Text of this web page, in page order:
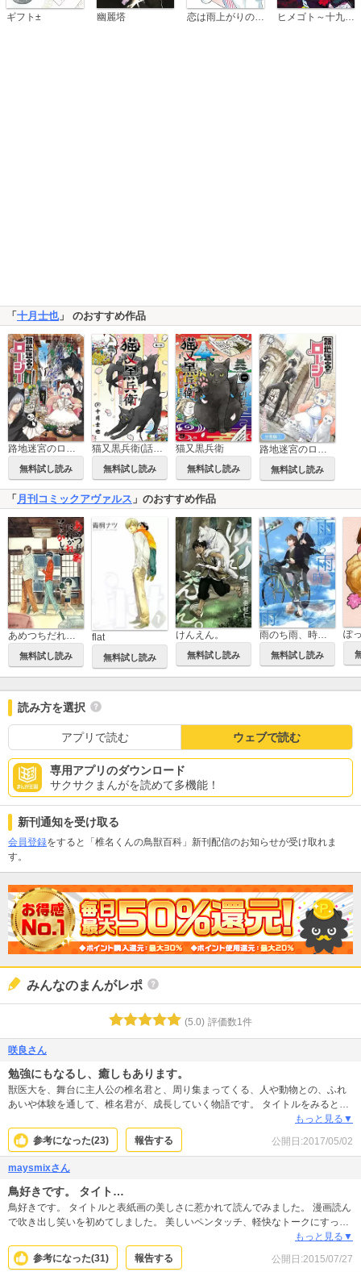
ギフト± 幽麗塔 ヒメゴト～十九歳の制服～
「 十月士也」 のおすすめ作品
路地迷宮のロージー
無料試し読み
猫又黒兵衛(話売り)
無料試し読み
猫又黒兵衛
無料試し読み
路地迷宮のロージー【分冊版】
無料試し読み
「 月刊コミックアヴァルス 」のおすすめ作品
あめつちだれかれそこかしこ
無料試し読み
flat
無料試し読み
けんえん。
無料試し読み 無料試し読み
ぽ
読み方を選択
アプリで読む ウェブで読む
専用アプリのダウンロード
サクサクまんがを読めて多機能！
新刊通知を受け取る
会員登録をすると「椎名くんの鳥獣百科」新刊配信のお知らせが受け取れま
す。
みんなのまんがレポ
(5.0) 評価数1 件
咲良さん
勉強にもなるし、癒しもあります。
獣医大を、舞台に主人公の椎名君と、周り集まってくる、人や動物との、ふれ
あいや体験を通して、椎名君が、成長していく物語です。 タイトルをみると、
鳥獣百科で、難しい作品かと、思うかもしれませんが、面白いので、読んでみ
て下さい。
もっと見る▼
参考になった(23) 報告する 公開日:2017/05/02
maysmixさん
鳥好きです。 タイト…
鳥好きです。 タイトルと表紙画の美しさに惹かれて読んでみました。 漫画読ん
で吹き出し笑いを初めてしました。 美しいペンタッチ、軽快なトークにすっか
りファンになってしまいました。 鳥に対しての愛情と画力の高さが素晴らしい
です。 登場人物達も魅力的な人ばかりだし、各人の物語もほんわかしていて一
気に読みました。 続刊が楽しみです。 鳥好きは勿論、動物好きな人にもオスス
もっと見る▼
参考になった(31) 報告する 公開日:2015/07/27